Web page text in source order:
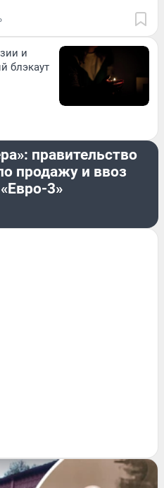
и
блэкаут
правительство
продажу и ввоз
3»